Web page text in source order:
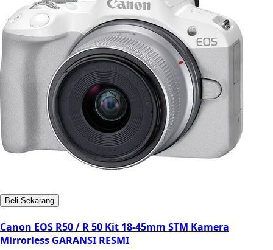
Beli Sekarang
Canon EOS R50 / R 50 Kit 18-45mm STM Kamera
Mirrorless GARANSI RESMI